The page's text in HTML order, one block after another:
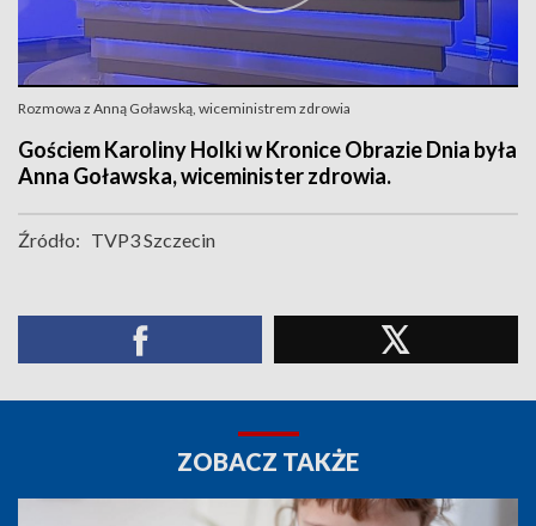
Rozmowa z Anną Goławską, wiceministrem zdrowia
Gościem Karoliny Holki w Kronice Obrazie Dnia była
Anna Goławska, wiceminister zdrowia.
Źródło: TVP3 Szczecin
ZOBACZ TAKŻE